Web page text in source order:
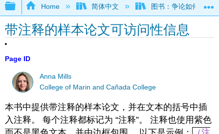
Expand/collapse global hierarchy
Home 简体中文 图书：争论如何运作
带注释的样本论文可访问性信息
Page ID
Anna Mills
College of Marin and Cañada College
本书中提供带注释的样本论文，并在文本的括号中插
入注释。 每个注释都标记为 “注释”。 注释也使用紫色